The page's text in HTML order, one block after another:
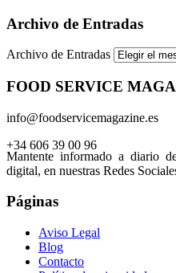
Archivo de Entradas
Archivo de Entradas
FOOD SERVICE
info@foodservicemagazine.es
+34 606 39 00 96
Mantente informado a diario
digital, en nuestras Redes
Páginas
Aviso Legal
Blog
Contacto